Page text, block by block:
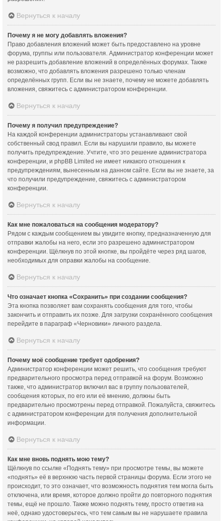
Вернуться к началу
Почему я не могу добавлять вложения?
Право добавления вложений может быть предоставлено на уровне
форума, группы или пользователя. Администратор конференции может
не разрешить добавление вложений в определённых форумах. Также
возможно, что добавлять вложения разрешено только членам
определённых групп. Если вы не знаете, почему не можете добавлять
вложения, свяжитесь с администратором конференции.
Вернуться к началу
Почему я получил предупреждение?
На каждой конференции администраторы устанавливают свой
собственный свод правил. Если вы нарушили правило, вы можете
получить предупреждение. Учтите, что это решение администратора
конференции, и phpBB Limited не имеет никакого отношения к
предупреждениям, вынесенным на данном сайте. Если вы не знаете, за
что получили предупреждение, свяжитесь с администратором
конференции.
Вернуться к началу
Как мне пожаловаться на сообщения модератору?
Рядом с каждым сообщением вы увидите кнопку, предназначенную для
отправки жалобы на него, если это разрешено администратором
конференции. Щёлкнув по этой кнопке, вы пройдёте через ряд шагов,
необходимых для оправки жалобы на сообщение.
Вернуться к началу
Что означает кнопка «Сохранить» при создании сообщения?
Эта кнопка позволяет вам сохранять сообщения для того, чтобы
закончить и отправить их позже. Для загрузки сохранённого сообщения
перейдите в параграф «Черновики» личного раздела.
Вернуться к началу
Почему моё сообщение требует одобрения?
Администратор конференции может решить, что сообщения требуют
предварительного просмотра перед отправкой на форум. Возможно
также, что администратор включил вас в группу пользователей,
сообщения которых, по его или её мнению, должны быть
предварительно просмотрены перед отправкой. Пожалуйста, свяжитесь
с администратором конференции для получения дополнительной
информации.
Вернуться к началу
Как мне вновь поднять мою тему?
Щёлкнув по ссылке «Поднять тему» при просмотре темы, вы можете
«поднять» её в верхнюю часть первой страницы форума. Если этого не
происходит, то это означает, что возможность поднятия тем могла быть
отключена, или время, которое должно пройти до повторного поднятия
темы, ещё не прошло. Также можно поднять тему, просто ответив на
неё, однако удостоверьтесь, что тем самым вы не нарушаете правила